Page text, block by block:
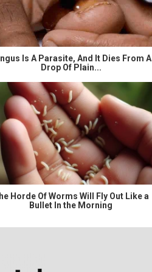
Is A Parasite, And It Dies From A
Drop Of Plain...
Horde Of Worms Will Fly Out Like a
Bullet In the Morning